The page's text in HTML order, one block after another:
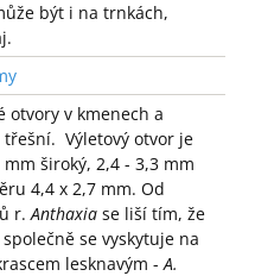
být i na trnkách,
otvory v kmenech a
Výletový otvor je
široký, 2,4 - 3,3 mm
4,4 x 2,7 mm. Od
r.Anthaxia se liší tím, že
se vyskytuje na
lesknavým -A.